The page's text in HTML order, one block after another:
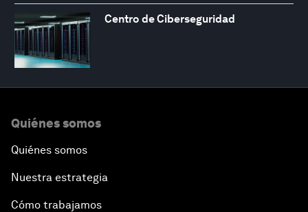
Centro de Ciberseguridad
Quiénes somos
Quiénes somos
Nuestra estrategia
Cómo trabajamos